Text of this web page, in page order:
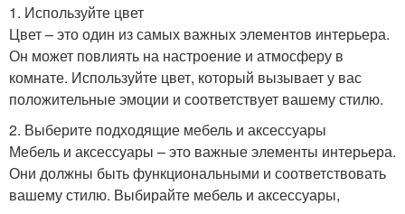
1. Используйте цвет
Цвет – это один из самых важных элементов интерьера.
Он может повлиять на настроение и атмосферу в
комнате. Используйте цвет, который вызывает у вас
положительные эмоции и соответствует вашему стилю.
2. Выберите подходящие мебель и аксессуары
Мебель и аксессуары – это важные элементы интерьера.
Они должны быть функциональными и соответствовать
вашему стилю. Выбирайте мебель и аксессуары,